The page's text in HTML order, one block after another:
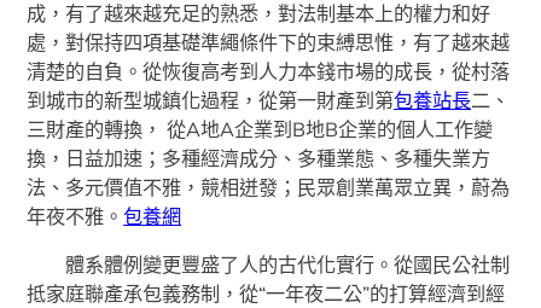
成，有了越來越充足的熟悉，對法制基本上的權力和好
處，對保持四項基礎準繩條件下的束縛思惟，有了越來越
清楚的自負。從恢復高考到人力本錢市場的成長，從村落
到城市的新型城鎮化過程，從第一財產到第包養站長二、
三財產的轉換， 從A地A企業到B地B企業的個人工作變
換，日益加速；多種經濟成分、多種業態、多種失業方
法、多元價值不雅，競相迸發；民眾創業萬眾立異，蔚為
年夜不雅。包養網
體系體例變更豐盛了人的古代化實行。從國民公社制
抵家庭聯產承包義務制，從“一年夜二公”的打算經濟到經